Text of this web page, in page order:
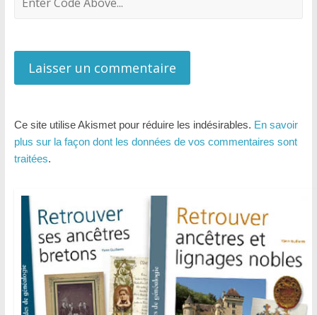
Ce site utilise Akismet pour réduire les indésirables. En savoir
plus sur la façon dont les données de vos commentaires sont
traitées.